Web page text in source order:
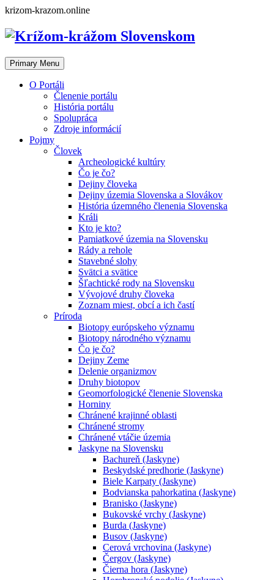
Skip
content
krizom-krazom.online
Primary Menu
O Portáli
Členenie portálu
História portálu
Spolupráca
Zdroje informácií
Pojmy
Človek
Archeologické kultúry
Čo je čo?
Dejiny človeka
Dejiny územia Slovenska a Slovákov
História územného členenia Slovenska
Králi
Kto je kto?
Pamiatkové územia na Slovensku
Rády a rehole
Stavebné slohy
Svätci a svätice
Šľachtické rody na Slovensku
Vývojové druhy človeka
Zoznam miest, obcí a ich častí
Príroda
Biotopy európskeho významu
Biotopy národného významu
Čo je čo?
Dejiny Zeme
Delenie organizmov
Druhy biotopov
Geomorfologické členenie Slovenska
Horniny
Chránené krajinné oblasti
Chránené stromy
Chránené vtáčie územia
Jaskyne na Slovensku
Bachureň (Jaskyne)
Beskydské predhorie (Jaskyne)
Biele Karpaty (Jaskyne)
Bodvianska pahorkatina (Jaskyne)
Branisko (Jaskyne)
Bukovské vrchy (Jaskyne)
Burda (Jaskyne)
Busov (Jaskyne)
Cerová vrchovina (Jaskyne)
Čergov (Jaskyne)
Čierna hora (Jaskyne)